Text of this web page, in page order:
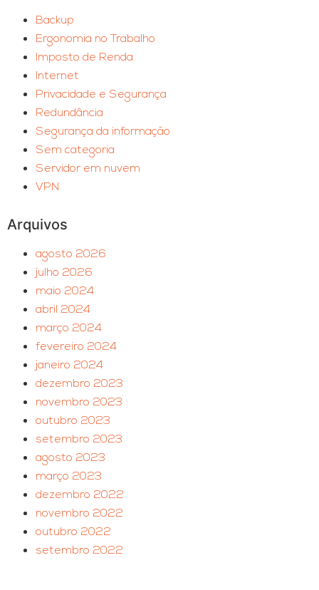
Backup
Ergonomia no Trabalho
Imposto de Renda
Internet
Privacidade e Segurança
Redundância
Segurança da informação
Sem categoria
Servidor em nuvem
VPN
Arquivos
agosto 2026
julho 2026
maio 2024
abril 2024
março 2024
fevereiro 2024
janeiro 2024
dezembro 2023
novembro 2023
outubro 2023
setembro 2023
agosto 2023
março 2023
dezembro 2022
novembro 2022
outubro 2022
setembro 2022